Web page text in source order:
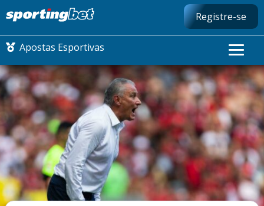
Registre-se
Apostas Esportivas
CONMEBOL LIBERTADORES
FUTEBOL NACIONAL
FUTEBOL INTERNACIONAL
COMO APOSTAR